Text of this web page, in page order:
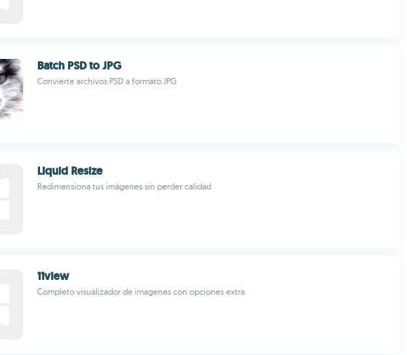
Batch PSD to JPG
Convierte archivos PSD a formato JPG
Liquid Resize
Redimensiona tus imágenes sin perder calidad
11view
Completo visualizador de imagenes con opciones extra